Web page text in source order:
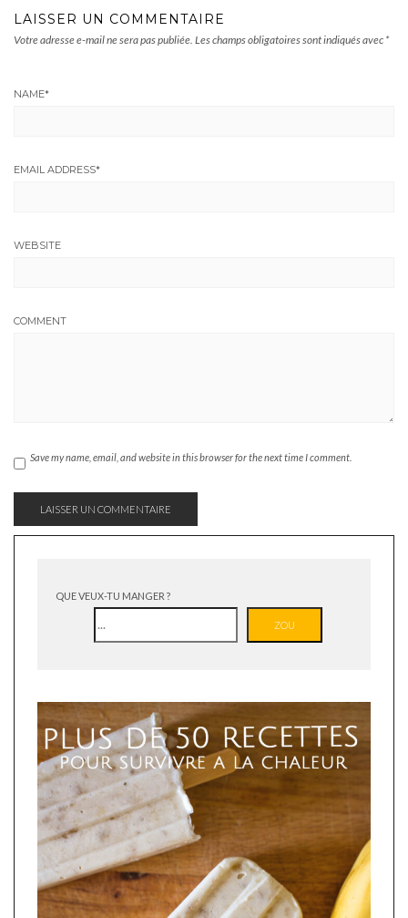
LAISSER UN COMMENTAIRE
Votre adresse e-mail ne sera pas publiée. Les champs obligatoires sont indiqués avec *
NAME*
EMAIL ADDRESS*
WEBSITE
COMMENT
Save my name, email, and website in this browser for the next time I comment.
QUE VEUX-TU MANGER ?
ZOU